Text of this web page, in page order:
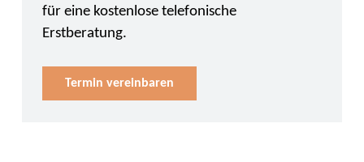
für eine kostenlose telefonische
Erstberatung.
Termin vereinbaren